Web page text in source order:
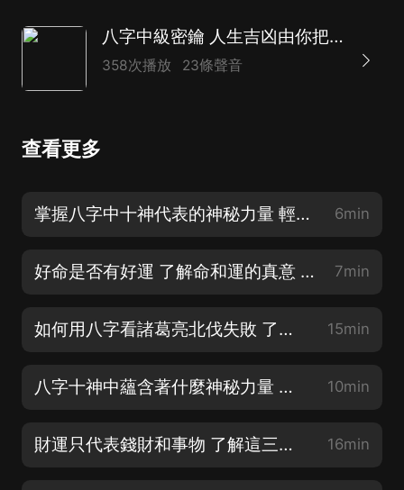
八字中級密鑰 人生吉凶由你把握
358次播放 23條聲音
查看更多
掌握八字中十神代表的神秘力量 輕鬆學習八字命理測算 6min
好命是否有好運 了解命和運的真意 輕鬆學習八字命理 7min
如何用八字看諸葛亮北伐失敗 了解這兩點 自己的命運自己掌 15min
八字十神中蘊含著什麼神秘力量 掌握這三點 增旺財運 10min
財運只代表錢財和事物 了解這三種破財方式 知命改運不求人 16min